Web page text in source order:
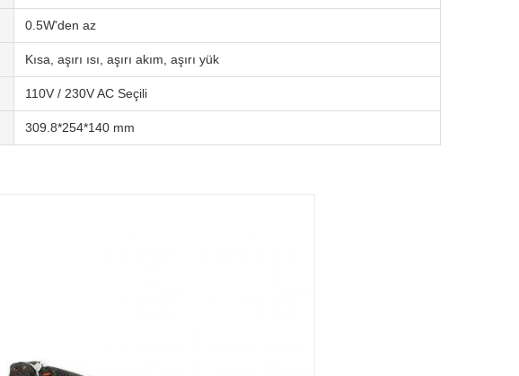
0.5W'den az
Kısa, aşırı ısı, aşırı akım, aşırı yük
110V / 230V AC Seçili
309.8*254*140 mm